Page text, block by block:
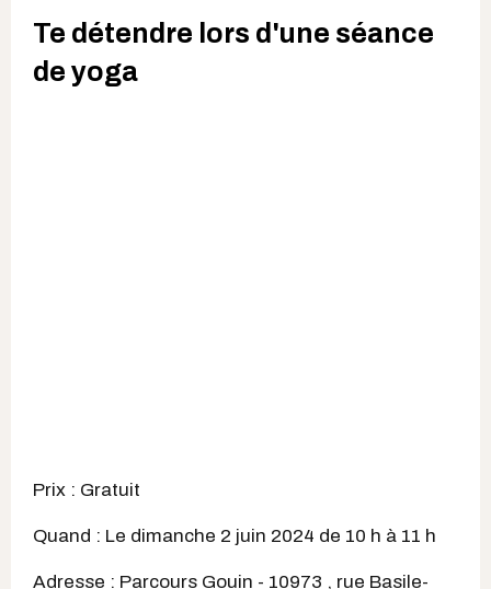
Te détendre lors d'une séance
de yoga
Prix : Gratuit
Quand : Le dimanche 2 juin 2024 de 10 h à 11 h
Adresse : Parcours Gouin - 10973 , rue Basile-